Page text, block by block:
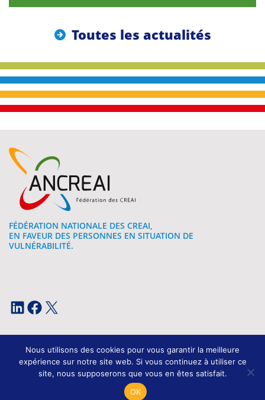
Toutes les actualités
FÉDÉRATION NATIONALE DES CREAI,
EN FAVEUR DES PERSONNES EN SITUATION DE
VULNÉRABILITÉ.
LinkedIn Facebook X
Mentions légales
Conception et développement : Kissagram Design
Nous utilisons des cookies pour vous garantir la meilleure
expérience sur notre site web. Si vous continuez à utiliser ce
site, nous supposerons que vous en êtes satisfait.
OK